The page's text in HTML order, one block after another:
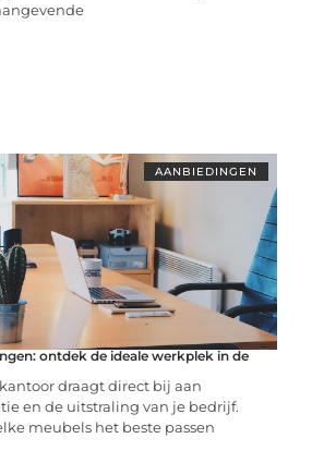
AANBIEDINGEN
ontdek de ideale werkplek in de
draagt direct bij aan
en de uitstraling van je bedrijf.
meubels het beste passen